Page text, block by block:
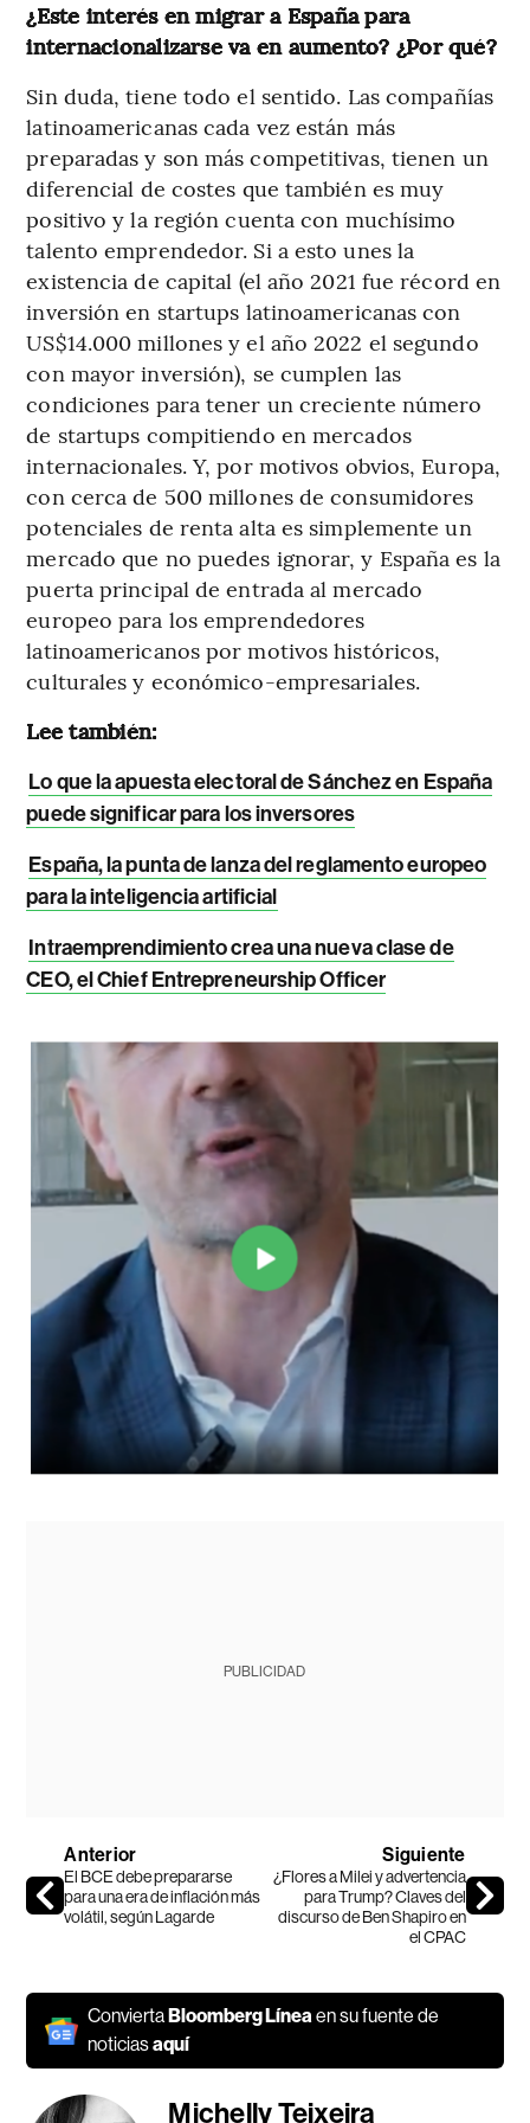
¿Este interés en migrar a España para
internacionalizarse va en aumento? ¿Por qué?
Sin duda, tiene todo el sentido. Las compañías
latinoamericanas cada vez están más
preparadas y son más competitivas, tienen un
diferencial de costes que también es muy
positivo y la región cuenta con muchísimo
talento emprendedor. Si a esto unes la
existencia de capital (el año 2021 fue récord en
inversión en startups latinoamericanas con
US$14.000 millones y el año 2022 el segundo
con mayor inversión), se cumplen las
condiciones para tener un creciente número
de startups compitiendo en mercados
internacionales. Y, por motivos obvios, Europa,
con cerca de 500 millones de consumidores
potenciales de renta alta es simplemente un
mercado que no puedes ignorar, y España es la
puerta principal de entrada al mercado
europeo para los emprendedores
latinoamericanos por motivos históricos,
culturales y económico-empresariales.
Lee también:
Lo que la apuesta electoral de Sánchez en España
puede significar para los inversores
España, la punta de lanza del reglamento europeo
para la inteligencia artificial
Intraemprendimiento crea una nueva clase de
CEO, el Chief Entrepreneurship Officer
PUBLICIDAD
Anterior
El BCE debe prepararse
para una era de inflación más
volátil, según Lagarde
Siguiente
¿Flores a Milei y advertencia
para Trump? Claves del
discurso de Ben Shapiro en
el CPAC
Convierta Bloomberg Líneaen su fuente de
noticiasaquí
Michelly Teixeira